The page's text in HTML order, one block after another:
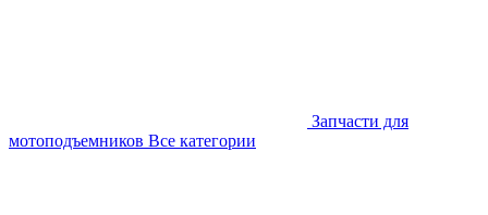
Запчасти для
мотоподъемников Все категории